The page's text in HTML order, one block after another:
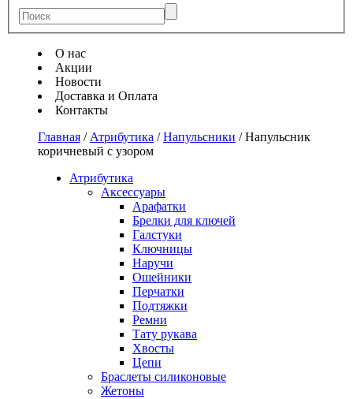
О нас
Акции
Новости
Доставка и Оплата
Контакты
Главная / Атрибутика /Напульсники /Напульсник
коричневый с узором
Атрибутика
Аксессуары
Арафатки
Брелки для ключей
Галстуки
Ключницы
Наручи
Ошейники
Перчатки
Подтяжки
Ремни
Тату рукава
Хвосты
Цепи
Браслеты силиконовые
Жетоны